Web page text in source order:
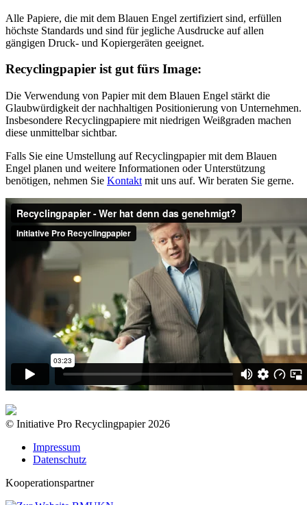
Alle Papiere, die mit dem Blauen Engel zertifiziert sind, erfüllen
höchste Standards und sind für jegliche Ausdrucke auf allen
gängigen Druck- und Kopiergeräten geeignet.
Recyclingpapier ist gut fürs Image:
Die Verwendung von Papier mit dem Blauen Engel stärkt die
Glaubwürdigkeit der nachhaltigen Positionierung von Unternehmen.
Insbesondere Recyclingpapiere mit niedrigen Weißgraden machen
diese unmittelbar sichtbar.
Falls Sie eine Umstellung auf Recyclingpapier mit dem Blauen
Engel planen und weitere Informationen oder Unterstützung
benötigen, nehmen Sie Kontakt mit uns auf. Wir beraten Sie gerne.
© Initiative Pro Recyclingpapier 2026
Impressum
Datenschutz
Kooperationspartner